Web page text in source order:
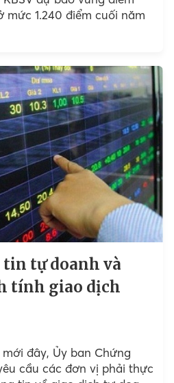
mức 1.240 điểm cuối năm
tự doanh và
tính giao dịch
đây, Ủy ban Chứng
cầu các đơn vị phải thực